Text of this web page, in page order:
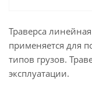
Траверса
применяется для
типов грузов.
эксплуатации.